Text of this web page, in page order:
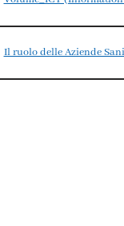
Il ruolo delle Aziende